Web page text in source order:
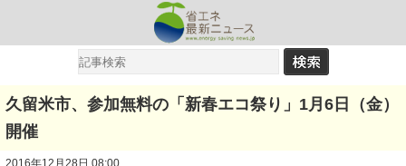
久留米市、参加無料の「新春エコ祭り」1月6日（金）
開催
2016年12月28日 08:00